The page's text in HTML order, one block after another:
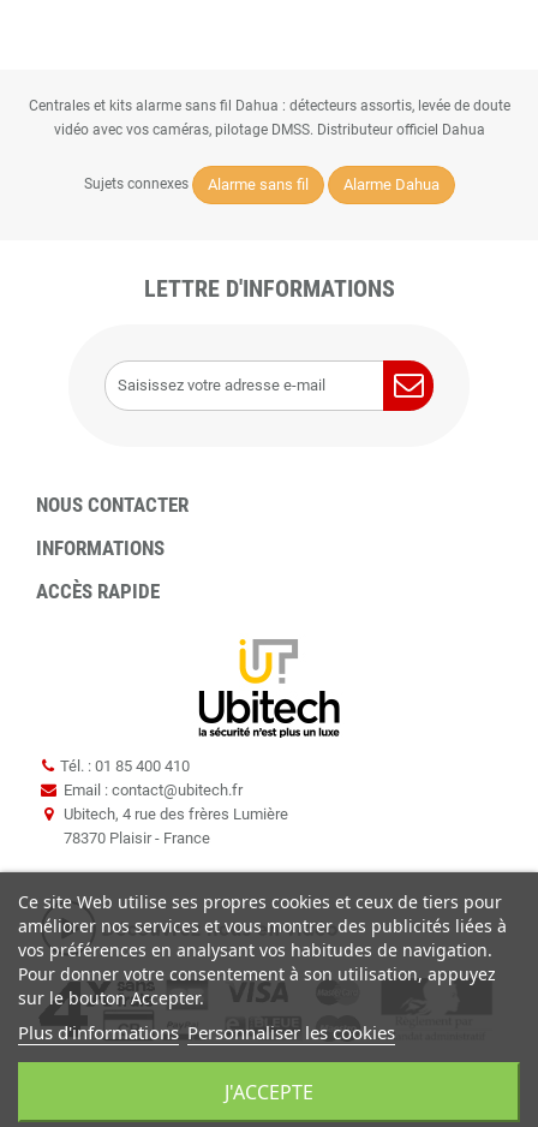
Centrales et kits alarme sans fil Dahua : détecteurs assortis, levée de doute
vidéo avec vos caméras, pilotage DMSS. Distributeur officiel Dahua
Sujets connexes Alarme sans fil Alarme Dahua
LETTRE D'INFORMATIONS
NOUS CONTACTER
INFORMATIONS
ACCÈS RAPIDE
Tél. : 01 85 400 410
Email : contact@ubitech.fr
Ubitech, 4 rue des frères Lumière
78370 Plaisir - France
Ce site Web utilise ses propres cookies et ceux de tiers pour
améliorer nos services et vous montrer des publicités liées à
vos préférences en analysant vos habitudes de navigation.
Pour donner votre consentement à son utilisation, appuyez
sur le bouton Accepter.
Plus d'informations Personnaliser les cookies
J'ACCEPTE